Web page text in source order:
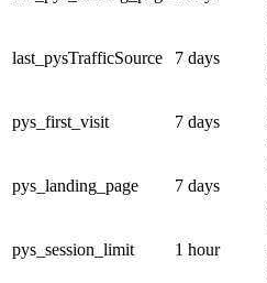
last_pysTrafficSource 7 days
pys_first_visit 7 days
pys_landing_page 7 days
pys_session_limit 1 hour